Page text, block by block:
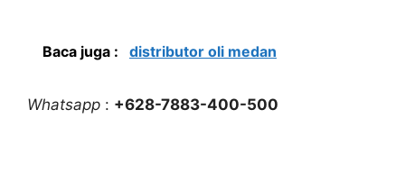
Baca juga : distributor oli medan
Whatsapp : +628-7883-400-500